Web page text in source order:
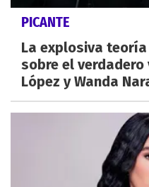
PICANTE
La explosiva
sobre el
López y Wanda